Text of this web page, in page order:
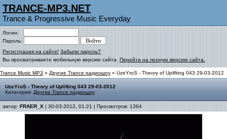
TRANCE-MP3.NET
Trance & Progressive Music Everyday
Логин:
Пароль:
Регистрация на сайте! Забыли пароль?
Вы просматриваете мобильную версию сайта. Перейти на полную версию сайта.
Trance Music MP3 » Другие Trance радиошоу » UzeYroS - Theory of Uplifting 043 29-03-2012
UzeYroS - Theory of Uplifting 043 29-03-2012
Категория: Другие Trance радиошоу
автор: FRAER_X | 30-03-2012, 01:21 | Просмотров: 1364